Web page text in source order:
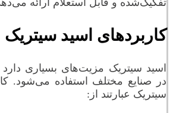
تفکیک‌شده و قابل استعلام ارائه
کاربردهای اسید سیتریک
اسید سیتریک مزیت‌های بسیاری
در صنایع مختلف استفاده می‌شود.
سیتریک عبارتند از: